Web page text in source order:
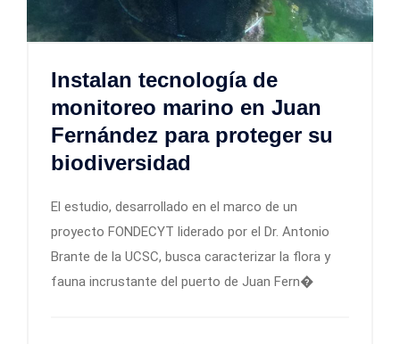
Instalan tecnología de
monitoreo marino en Juan
Fernández para proteger su
biodiversidad
El estudio, desarrollado en el marco de un
proyecto FONDECYT liderado por el Dr. Antonio
Brante de la UCSC, busca caracterizar la flora y
fauna incrustante del puerto de Juan Fern�